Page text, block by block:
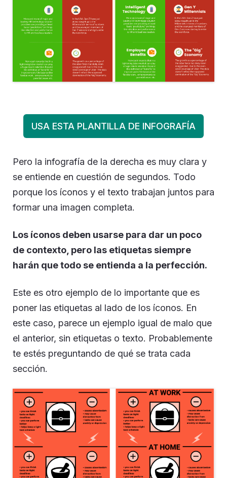
USA ESTA PLANTILLA DE INFOGRAFÍA
Pero la infografía de la derecha es muy clara y
se entiende en cuestión de segundos. Todo
porque los íconos y el texto trabajan juntos para
formar una imagen completa.
Los íconos deben usarse para dar un poco
de contexto, pero las etiquetas siempre
harán que todo se entienda a la perfección.
Este es otro ejemplo de lo importante que es
poner las etiquetas al lado de los íconos. En
este caso, parece un ejemplo igual de malo que
el anterior, sin etiquetas o texto. Probablemente
te estés preguntando de qué se trata cada
sección.